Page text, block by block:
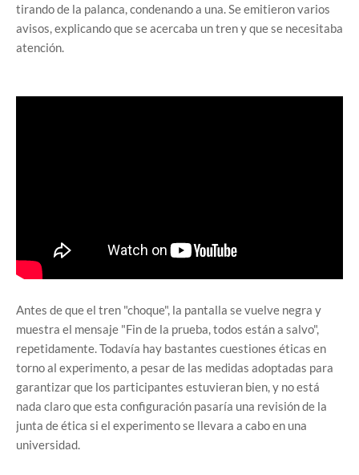
tirando de la palanca, condenando a una. Se emitieron varios
avisos, explicando que se acercaba un tren y que se necesitaba
atención.
Antes de que el tren "choque", la pantalla se vuelve negra y
muestra el mensaje "Fin de la prueba, todos están a salvo",
repetidamente. Todavía hay bastantes cuestiones éticas en
torno al experimento, a pesar de las medidas adoptadas para
garantizar que los participantes estuvieran bien, y no está
nada claro que esta configuración pasaría una revisión de la
junta de ética si el experimento se llevara a cabo en una
universidad.